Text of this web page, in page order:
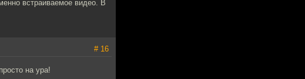
встраиваемое видео. В
# 16
на ура!